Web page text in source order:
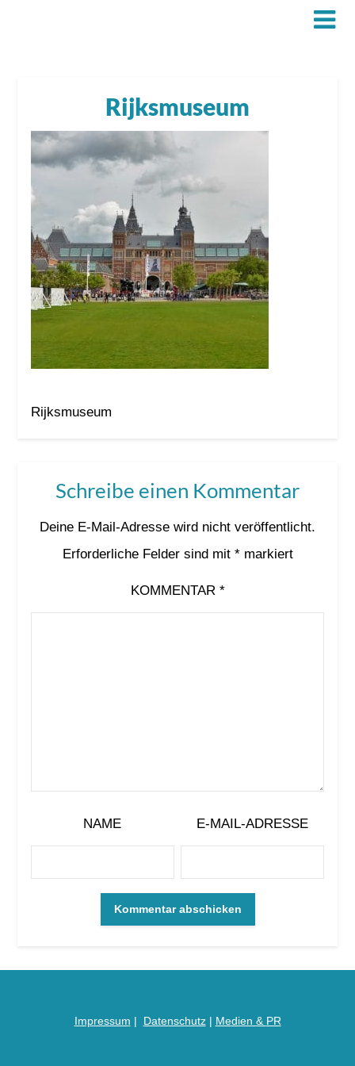
Rijksmuseum
Rijksmuseum
Schreibe einen Kommentar
Deine E-Mail-Adresse wird nicht veröffentlicht.
Erforderliche Felder sind mit *markiert
KOMMENTAR *
NAME E-MAIL-ADRESSE
Impressum | Datenschutz| Medien & PR